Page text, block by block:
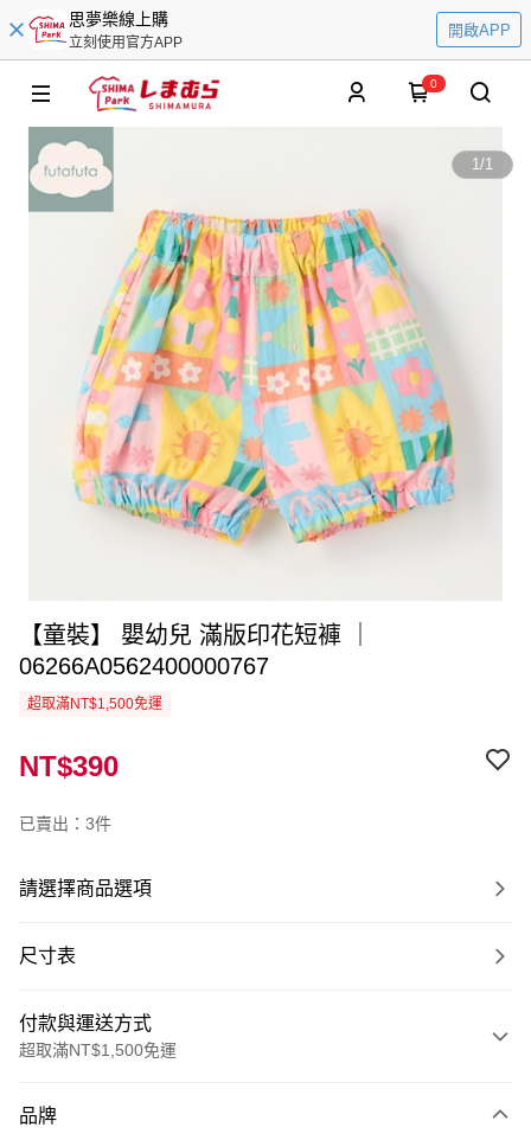
思夢樂線上購
立刻使用官方APP
開啟APP
0
1/1
【童裝】 嬰幼兒 滿版印花短褲 ｜
06266A0562400000767
超取滿NT$1,500免運
NT$390
已賣出：3件
請選擇商品選項
尺寸表
付款與運送方式
超取滿NT$1,500免運
信用卡一次付款
品牌